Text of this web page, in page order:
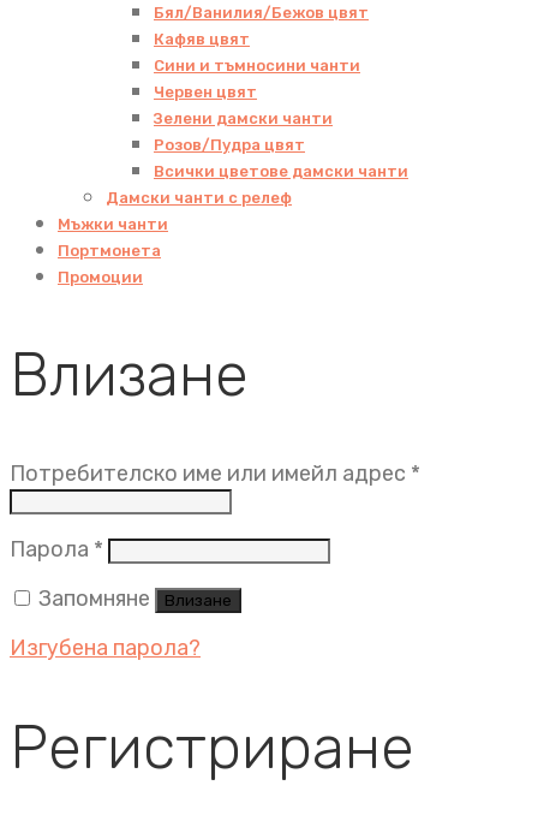
Бял/Ванилия/Бежов цвят
Кафяв цвят
Сини и тъмносини чанти
Червен цвят
Зелени дамски чанти
Розов/Пудра цвят
Всички цветове дамски чанти
Дамски чанти с релеф
Мъжки чанти
Портмонета
Промоции
Влизане
Потребителско име или имейл адрес *
Парола * Задължително
Запомняне
Влизане
Изгубена парола?
Регистриране